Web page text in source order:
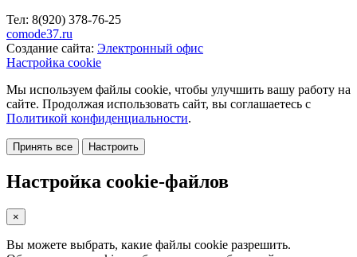
Тел: 8(920) 378-76-25
comode37.ru
Создание сайта: Электронный офис
Настройка cookie
Мы используем файлы cookie, чтобы улучшить вашу работу на
сайте. Продолжая использовать сайт, вы соглашаетесь с
Политикой конфиденциальности.
Принять все Настроить
Настройка cookie-файлов
×
Вы можете выбрать, какие файлы cookie разрешить.